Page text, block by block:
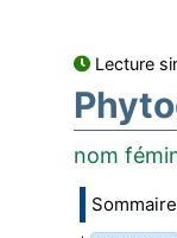
Lecture
nom